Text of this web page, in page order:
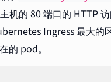
机的 80 端口的 HTTP
Ingress 最大的
的 pod。